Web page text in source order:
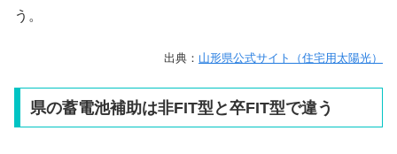
う。
出典： 山形県公式サイト（住宅用太陽光）
県の蓄電池補助は非FIT型と卒FIT型で違う